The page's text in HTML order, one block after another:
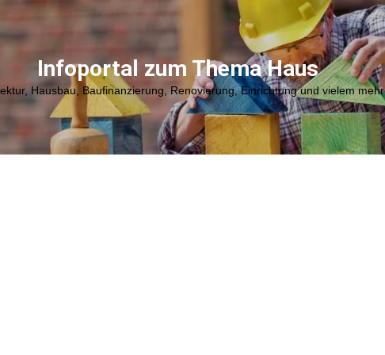
Infoportal zum Thema Haus
Hausbau, Baufinanzierung, Renovierung, Einrichtung und vielem mehr